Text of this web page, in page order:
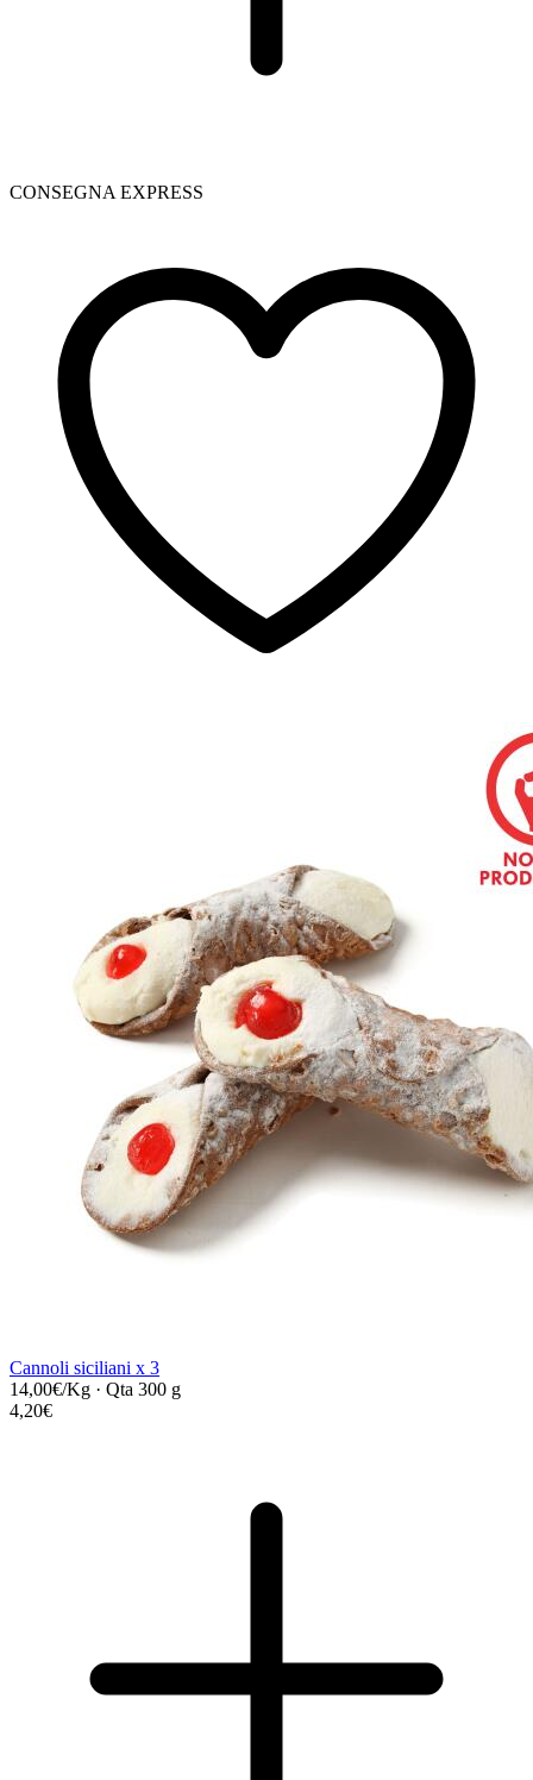
CONSEGNA EXPRESS
Cannoli siciliani x 3
14,00€/Kg · Qta 300 g
4,20€